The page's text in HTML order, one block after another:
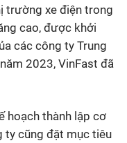
trường xe điện trong
cao, được khởi
các công ty Trung
2023, VinFast đã
hoạch thành lập cơ
ty cũng đặt mục tiêu